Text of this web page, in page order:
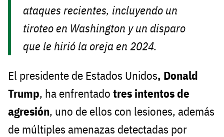
ataques recientes, incluyendo un
tiroteo en Washington y un disparo
que le hirió la oreja en 2024.
El presidente de Estados Unidos, Donald
Trump, ha enfrentado tres intentos de
agresión, uno de ellos con lesiones, además
de múltiples amenazas detectadas por